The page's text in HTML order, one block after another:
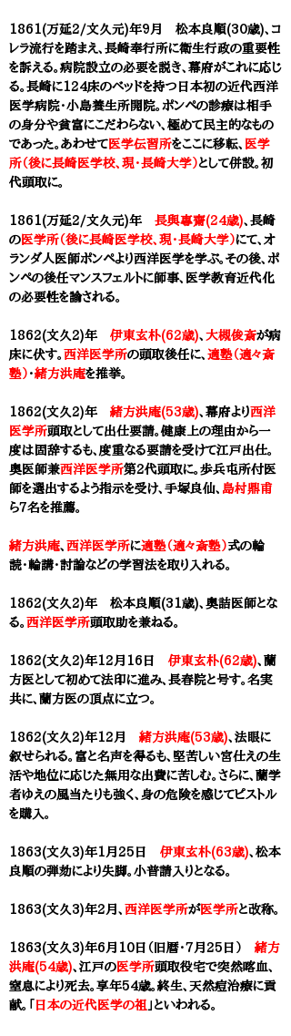
1861(万延2/文久元)年9月 松本良順(30歳)、コ
レラ流行を踏まえ、長崎奉行所に衛生行政の重要性
を訴える。病院設立の必要を説き、幕府がこれに応じ
る。長崎に124床のベッドを持つ日本初の近代西洋
医学病院・小島養生所開院。ポンペの診療は相手
の身分や貧富にこだわらない、極めて民主的なもの
であった。あわせて 医学伝習所をここに移転、 医学
所（後に長崎医学校、現・長崎大学）として併設。初
代頭取に。
1861(万延2/文久元)年 長與專齋(24歳)、長崎
の 医学所（後に長崎医学校、現・長崎大学）にて、オ
ランダ人医師ポンペより西洋医学を学ぶ。その後、ポ
ンペの後任マンスフェルトに師事、医学教育近代化
の必要性を諭される。
1862(文久2)年 伊東玄朴(62歳)、 大槻俊斎が病
床に伏す。 西洋医学所の頭取後任に、 適塾（適々斎
塾） ・緒方洪庵を推挙。
1862(文久2)年 緒方洪庵(53歳)、幕府より西洋
医学所頭取として出仕要請。健康上の理由から一
度は固辞するも、度重なる要請を受けて江戸出仕。
奥医師兼西洋医学所第2代頭取に。歩兵屯所付医
師を選出するよう指示を受け、手塚良仙、 島村鼎甫
ら7名を推薦。
緒方洪庵、 西洋医学所に適塾（適々斎塾）式の輪
読・輪講・討論などの学習法を取り入れる。
1862(文久2)年 松本良順(31歳)、奥詰医師とな
る。 西洋医学所頭取助を兼ねる。
1862(文久2)年12月16日 伊東玄朴(62歳)、蘭
方医として初めて法印に進み、長春院と号す。名実
共に、蘭方医の頂点に立つ。
1862(文久2)年12月 緒方洪庵(53歳)、法眼に
叙せられる。富と名声を得るも、堅苦しい宮仕えの生
活や地位に応じた無用な出費に苦しむ。さらに、蘭学
者ゆえの風当たりも強く、身の危険を感じてピストル
を購入。
1863(文久3)年1月25日 伊東玄朴(63歳)、 松本
良順の弾劾により失脚。小普請入りとなる。
1863(文久3)年2月、 西洋医学所が医学所と改称。
1863(文久3)年6月10日（旧暦・7月25日） 緒方
洪庵(54歳)、江戸の 医学所頭取役宅で突然喀血、
窒息により死去。享年54歳。終生、天然痘治療に貢
献。「 日本の近代医学の祖 」といわれる。